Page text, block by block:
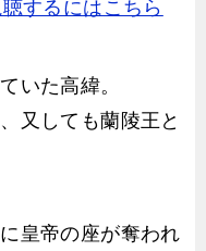
するにはこちら
いた高緯。
又しても蘭陵王と
皇帝の座が奪われ